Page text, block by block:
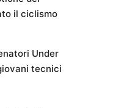
il ciclismo
Under
tecnici